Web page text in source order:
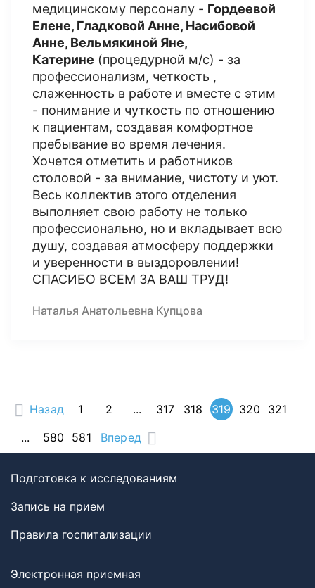
медицинскому персоналу - Гордеевой
Елене, Гладковой Анне, Насибовой
Анне, Вельмякиной Яне,
Катерине (процедурной м/с) - за
профессионализм, четкость ,
слаженность в работе и вместе с этим
- понимание и чуткость по отношению
к пациентам, создавая комфортное
пребывание во время лечения.
Хочется отметить и работников
столовой - за внимание, чистоту и уют.
Весь коллектив этого отделения
выполняет свою работу не только
профессионально, но и вкладывает всю
душу, создавая атмосферу поддержки
и уверенности в выздоровлении!
СПАСИБО ВСЕМ ЗА ВАШ ТРУД!
Наталья Анатольевна Купцова
Назад 1 2 ... 317 318 319 320
321
...
580 581 Вперед
Подготовка к исследованиям
Запись на прием
Правила госпитализации
Электронная приемная